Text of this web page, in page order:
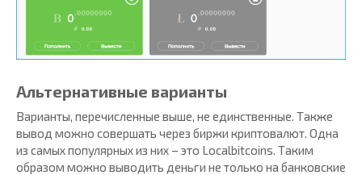
Альтернативные варианты
Варианты, перечисленные выше, не единственные. Также
вывод можно совершать через биржи криптовалют. Одна
из самых популярных из них – это Localbitcoins. Таким
образом можно выводить деньги не только на банковские